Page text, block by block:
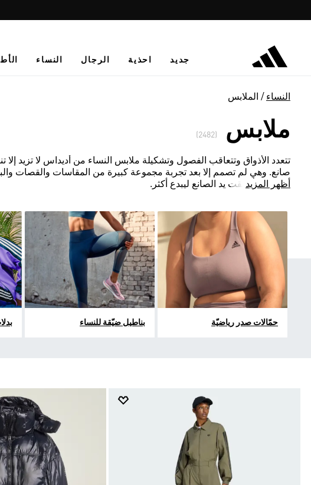
جديد احذية الرجال النساء
النساء الملابس
ملابس (2482)
تتعدد الأذواق وتتعاقب الفصول وتشكيلة ملابس النساء من أديداس لا تزيد إلا
صانع. وهي لم تصمم إلا بعد تجربة مجموعة كبيرة من المقاسات والقصات
المعتمدة أطلقت يد الصانع ليبدع أكثر.
أظهر المزيد
حمّالات صدر رياضيّة بناطيل ضيّقة للنساء